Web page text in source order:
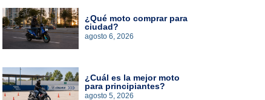
¿Qué moto comprar para
ciudad?
agosto 6, 2026
¿Cuál es la mejor moto
para principiantes?
agosto 5, 2026